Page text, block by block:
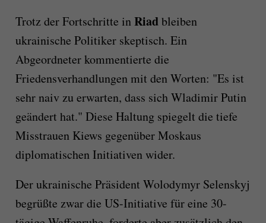
Trotz der Fortschritte inRiadbleiben
ukrainische Politiker skeptisch. Ein
Abgeordneter kommentierte die
Friedensverhandlungen mit den Worten: "Es ist
sehr naiv zu erwarten, dass sich Wladimir Putin
geändert hat." Diese Haltung spiegelt die tiefe
Misstrauen Kiews gegenüber Moskaus
diplomatischen Initiativen wider.
Der ukrainische Präsident Wolodymyr Selenskyj
begrüßte zwar die US-Initiative für eine 30-